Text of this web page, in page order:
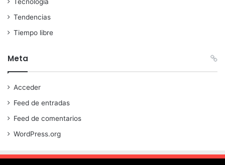
Tendencias
Tiempo libre
Meta
Acceder
Feed de entradas
Feed de comentarios
WordPress.org